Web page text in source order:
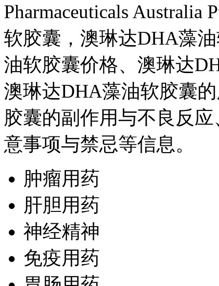
Pharmaceuticals
软胶囊，澳琳达DHA藻
油软胶囊价格、澳琳达
澳琳达DHA藻油软胶囊
胶囊的副作用与不良反
意事项与禁忌等信息。
肿瘤用药
肝胆用药
神经精神
免疫用药